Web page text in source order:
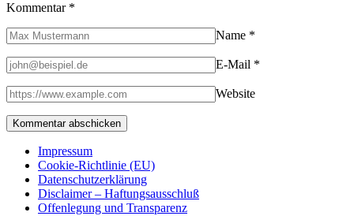
Kommentar *
Name *
E-Mail *
Website
Impressum
Cookie-Richtlinie (EU)
Datenschutzerklärung
Disclaimer – Haftungsausschluß
Offenlegung und Transparenz